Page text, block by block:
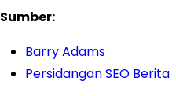
Sumber:
Barry Adams
Persidangan SEO Berita